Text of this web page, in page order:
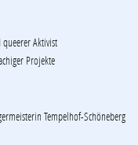
Aktivist
Projekte
Tempelhof-Schöneberg